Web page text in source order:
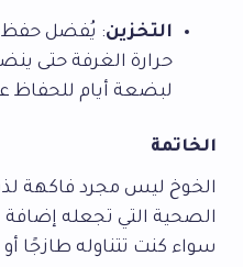
التخزين: يُفضل حفظ
حرارة الغرفة حتى
لبضعة أيام للحفاظ
الخاتمة
الخوخ ليس مجرد فاكهة
الصحية التي تجعله إضافة
سواء كنت تتناوله طازجًا